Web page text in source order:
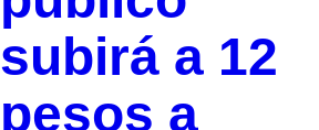
subirá a 12
pesos a